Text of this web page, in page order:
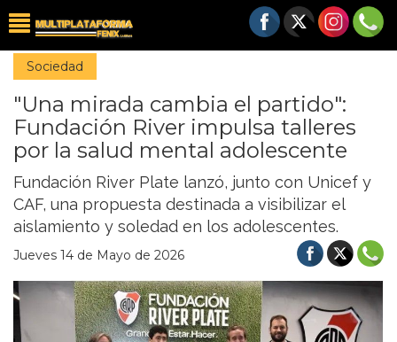
Sociedad
"Una mirada cambia el partido":
Fundación River impulsa talleres
por la salud mental adolescente
Fundación River Plate lanzó, junto con Unicef y
CAF, una propuesta destinada a visibilizar el
aislamiento y soledad en los adolescentes.
Jueves 14 de Mayo de 2026